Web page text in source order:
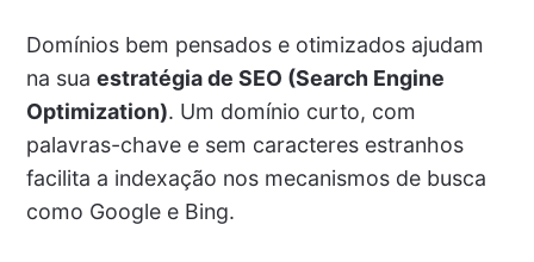
Domínios bem pensados e otimizados ajudam
na sua estratégia de SEO (Search Engine
Optimization). Um domínio curto, com
palavras-chave e sem caracteres estranhos
facilita a indexação nos mecanismos de busca
como Google e Bing.